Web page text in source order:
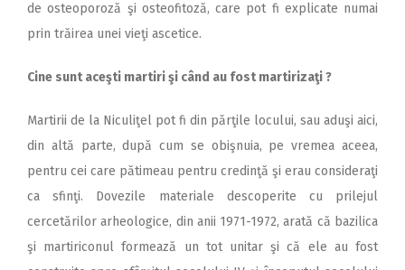
de osteoporoză şi osteofitoză, care pot fi explicate numai
prin trăirea unei vieţi ascetice.
Cine sunt aceşti martiri şi când au fost martirizaţi ?
Martirii de la Niculiţel pot fi din părţile locului, sau aduşi aici,
din altă parte, după cum se obişnuia, pe vremea aceea,
pentru cei care pătimeau pentru credinţă şi erau consideraţi
ca sfinţi. Dovezile materiale descoperite cu prilejul
cercetărilor arheologice, din anii 1971-1972, arată că bazilica
şi martiriconul formează un tot unitar şi că ele au fost